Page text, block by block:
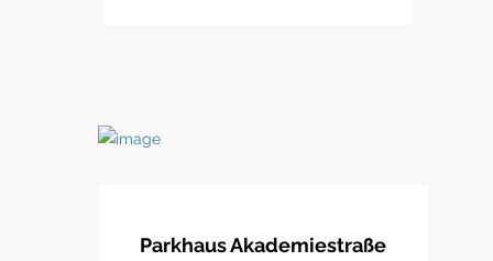
Parkhaus Akademiestraße